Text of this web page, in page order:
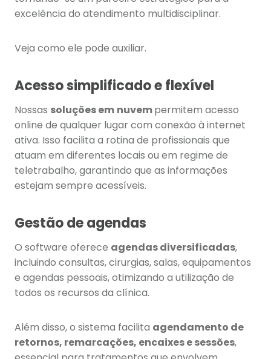
excelência do atendimento multidisciplinar.
Veja como ele pode auxiliar.
Acesso simplificado e flexível
Nossas soluções em nuvempermitem acesso
online de qualquer lugar com conexão à internet
ativa. Isso facilita a rotina de profissionais que
atuam em diferentes locais ou em regime de
teletrabalho, garantindo que as informações
estejam sempre acessíveis.
Gestão de agendas
O software oferece agendas diversificadas,
incluindo consultas, cirurgias, salas, equipamentos
e agendas pessoais, otimizando a utilização de
todos os recursos da clínica.
Além disso, o sistema facilita agendamento de
retornos, remarcações, encaixes e sessões,